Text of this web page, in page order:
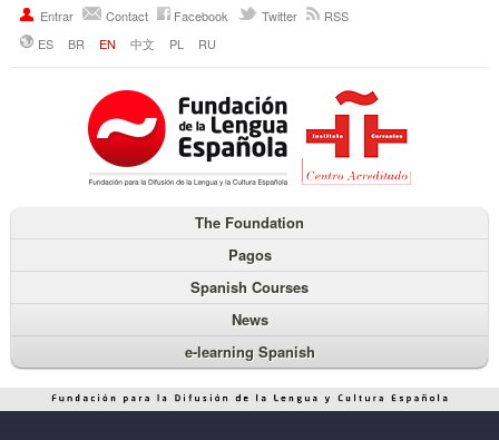
Entrar Contact Facebook Twitter
RSS
ES
BR EN 中文 PL RU
The Foundation
Pagos
Spanish Courses
News
e-learning Spanish